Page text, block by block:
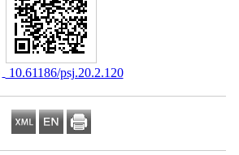
‎ 10.61186/psj.20.2.120